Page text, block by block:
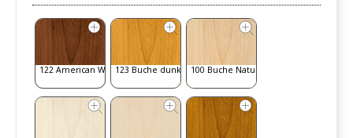
122 American Walnut123 Buche dunkel 100 Buche Natur